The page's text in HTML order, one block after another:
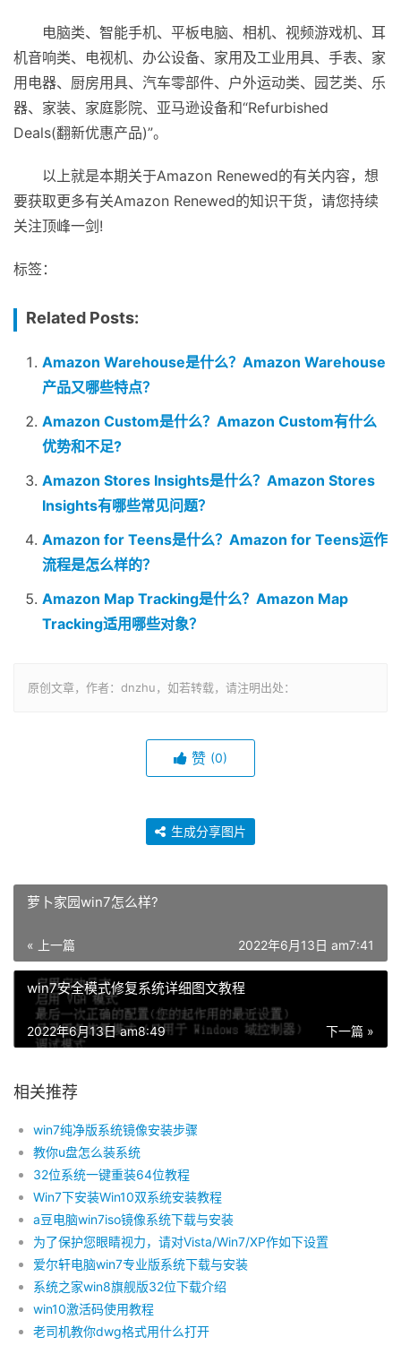
电脑类、智能手机、平板电脑、相机、视频游戏机、耳
机音响类、电视机、办公设备、家用及工业用具、手表、家
用电器、厨房用具、汽车零部件、户外运动类、园艺类、乐
器、家装、家庭影院、亚马逊设备和“Refurbished
Deals(翻新优惠产品)”。
以上就是本期关于Amazon Renewed的有关内容，想
要获取更多有关Amazon Renewed的知识干货，请您持续
关注顶峰一剑!
标签：
Related Posts:
Amazon Warehouse是什么？Amazon Warehouse
产品又哪些特点？
Amazon Custom是什么？Amazon Custom有什么
优势和不足?
Amazon Stores Insights是什么？Amazon Stores
Insights有哪些常见问题？
Amazon for Teens是什么？Amazon for Teens运作
流程是怎么样的？
Amazon Map Tracking是什么？Amazon Map
Tracking适用哪些对象？
原创文章，作者：dnzhu，如若转载，请注明出处：
赞 (0)
生成分享图片
萝卜家园win7怎么样?
« 上一篇 2022年6月13日 am7:41
win7安全模式修复系统详细图文教程
下一篇 »
2022年6月13日 am8:49
相关推荐
win7纯净版系统镜像安装步骤
教你u盘怎么装系统
32位系统一键重装64位教程
Win7下安装Win10双系统安装教程
a豆电脑win7iso镜像系统下载与安装
为了保护您眼睛视力，请对Vista/Win7/XP作如下设置
爱尔轩电脑win7专业版系统下载与安装
系统之家win8旗舰版32位下载介绍
win10激活码使用教程
老司机教你dwg格式用什么打开